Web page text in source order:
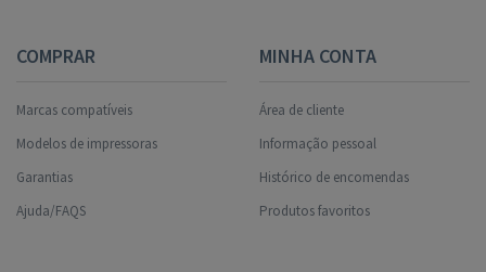
COMPRAR
Marcas compatíveis
Modelos de impressoras
Garantias
Ajuda/FAQS
MINHA CONTA
Área de cliente
Informação pessoal
Histórico de encomendas
Produtos favoritos